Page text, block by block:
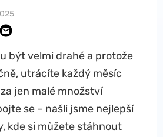
být velmi drahé a protože
utrácíte každý měsíc
jen malé množství
se – našli jsme nejlepší
kde si můžete stáhnout